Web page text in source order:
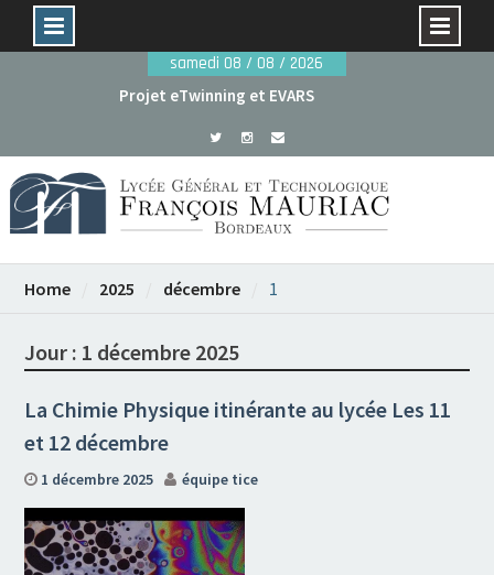
samedi 08 / 08 / 2026
Projet eTwinning et EVARS
2026
Home 2025 décembre 1
Jour : 1 décembre 2025
La Chimie Physique itinérante au lycée Les 11
et 12 décembre
1 décembre 2025 équipe tice